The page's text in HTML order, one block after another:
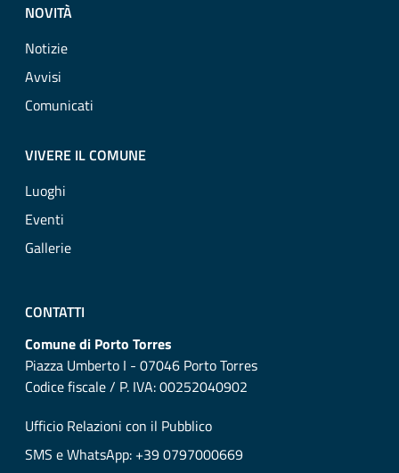
NOVITÀ
Notizie
Avvisi
Comunicati
VIVERE IL COMUNE
Luoghi
Eventi
Gallerie
CONTATTI
Comune di Porto Torres
Piazza Umberto I - 07046 Porto Torres
Codice fiscale / P. IVA: 00252040902
Ufficio Relazioni con il Pubblico
SMS e WhatsApp: +39 0797000669